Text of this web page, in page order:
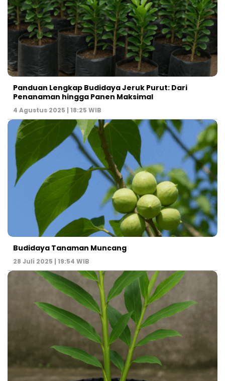
Panduan Lengkap Budidaya Jeruk Purut: Dari
Penanaman hingga Panen Maksimal
4 Agustus 2025 | 18:25 WIB
Budidaya Tanaman Muncang
28 Juli 2025 | 19:54 WIB